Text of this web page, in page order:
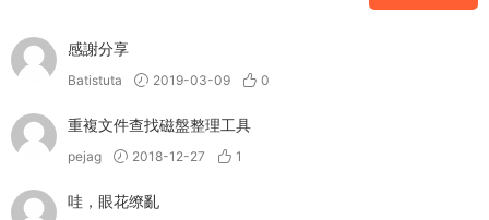
感謝分享
Batistuta 2019-03-09 0
重複文件查找磁盤整理工具
pejag 2018-12-27 1
哇，眼花缭亂